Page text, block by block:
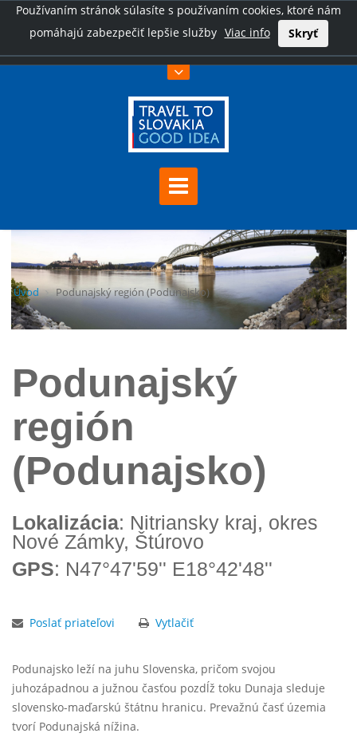
Používaním stránok súlasíte s používaním cookies, ktoré nám
pomáhajú zabezpečiť lepšie služby Viac info Skryť
Úvod Podunajský región (Podunajsko)
Podunajský
región
(Podunajsko)
Lokalizácia: Nitriansky kraj, okres
Nové Zámky, Štúrovo
GPS: N47°47'59'' E18°42'48''
Poslať priateľovi Vytlačiť
Podunajsko leží na juhu Slovenska, pričom svojou
juhozápadnou a južnou časťou pozdĺž toku Dunaja sleduje
slovensko-maďarskú štátnu hranicu. Prevažnú časť územia
tvorí Podunajská nížina.